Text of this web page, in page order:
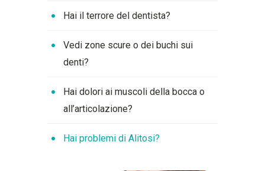
Hai il terrore del dentista?
Vedi zone scure o dei buchi sui
denti?
Hai dolori ai muscoli della bocca o
all’articolazione?
Hai problemi di Alitosi?